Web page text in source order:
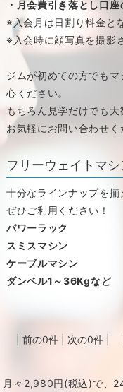
・月会費引き落とし口
※入会月は日割り料金と
※入会時に顔写真を撮影
ジムが初めての方でも
心ください。
もちろん見学だけでも大
お気軽にお問い合わせく
フリーウェイトマシ
十分なラインナップを揃
ぜひご利用ください！
パワーラック
スミスマシン
ケーブルマシン
ダンベル1～36Kgなど
| 前の0件 | 次の0件 |
月々2,980円(税込)で、